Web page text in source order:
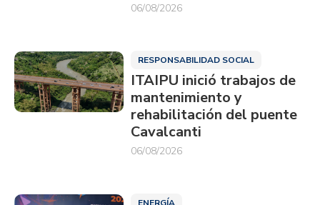
06/08/2026
RESPONSABILIDAD SOCIAL
ITAIPU inició trabajos de
mantenimiento y
rehabilitación del puente
Cavalcanti
06/08/2026
ENERGÍA